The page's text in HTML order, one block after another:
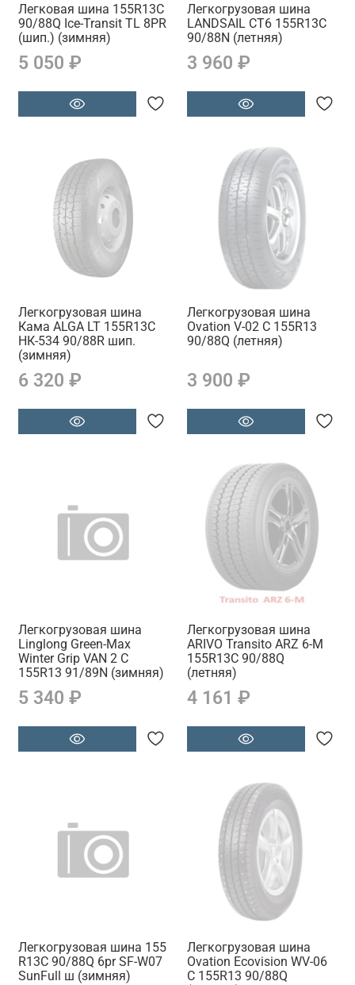
Легковая шина 155R13C
90/88Q Ice-Transit TL 8PR
(шип.) (зимняя)
5 050 ₽
Легкогрузовая шина
LANDSAIL CT6 155R13C
90/88N (летняя)
3 960 ₽
Легкогрузовая шина
Кама ALGA LT 155R13C
НК-534 90/88R шип.
(зимняя)
6 320 ₽
Легкогрузовая шина
Ovation V-02 C 155R13
90/88Q (летняя)
3 900 ₽
Легкогрузовая шина
Linglong Green-Max
Winter Grip VAN 2 C
155R13 91/89N (зимняя)
5 340 ₽
Легкогрузовая шина
ARIVO Transito ARZ 6-M
155R13C 90/88Q
(летняя)
4 161 ₽
Легкогрузовая шина 155
R13C 90/88Q 6pr SF-W07
SunFull ш (зимняя)
Легкогрузовая шина
Ovation Ecovision WV-06
C 155R13 90/88Q